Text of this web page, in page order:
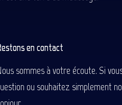
en contact
sommes à votre écoute. Si
ou souhaitez simplement